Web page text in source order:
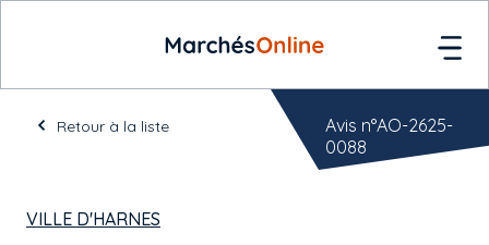
Retour à la liste
VILLE D'HARNES
Avis n°AO-2625-
0088